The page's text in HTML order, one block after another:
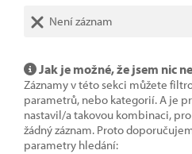
Není záznam
Jak je možné, že jsem nic
Záznamy v této sekci můžete
parametrů, nebo kategorií. A je
nastavil/a takovou kombinaci,
žádný záznam. Proto
parametry hledání: